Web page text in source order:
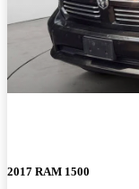
2017 RAM 1500